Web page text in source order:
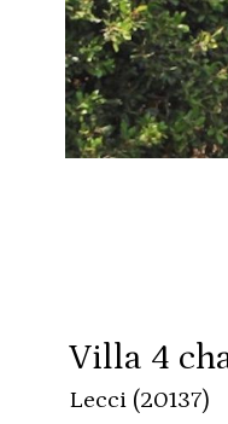
Villa 4
Lecci (20137)